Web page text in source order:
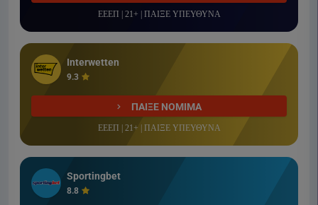
ΕΕΕΠ | 21+ | ΠΑΙΞΕ ΥΠΕΥΘΥΝΑ
Interwetten
9.3
ΠΑΙΞΕ ΝΟΜΙΜΑ
ΕΕΕΠ | 21+ | ΠΑΙΞΕ ΥΠΕΥΘΥΝΑ
Sportingbet
8.8